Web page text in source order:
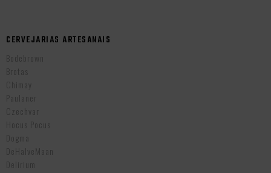
CERVEJARIAS ARTESANAIS
Bodebrown
Brotas
Chimay
Paulaner
Czechvar
Hocus Pocus
Dogma
DeHalveMaan
Delirium